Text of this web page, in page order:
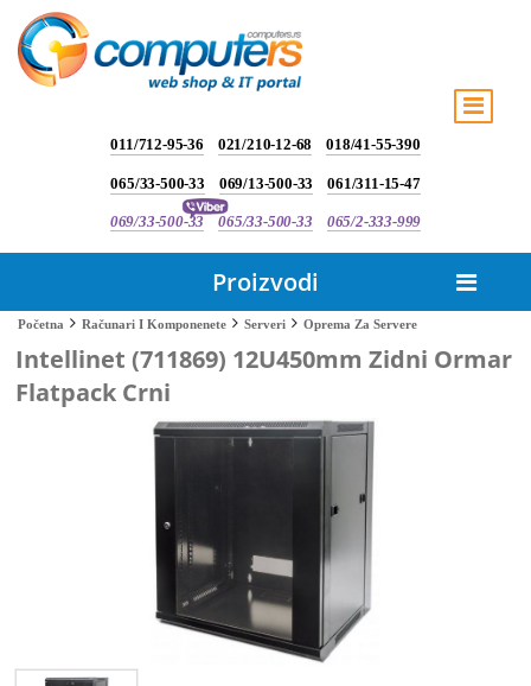
011/712-95-36 021/210-12-68 018/41-55-390
065/33-500-33 069/13-500-33 061/311-15-47
069/33-500-33 065/33-500-33 065/2-333-999
Proizvodi
Početna Računari I Komponenete Serveri Oprema Za Servere
Intellinet (711869) 12U450mm Zidni Ormar
Flatpack Crni